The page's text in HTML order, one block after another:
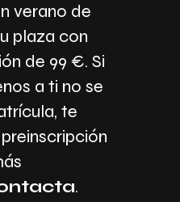
verano de
plaza con
de 99 €. Si
a ti no se
te
.